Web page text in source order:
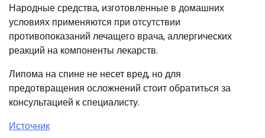
Народные средства, изготовленные в домашних
условиях применяются при отсутствии
противопоказаний лечащего врача, аллергических
реакций на компоненты лекарств.
Липома на спине не несет вред, но для
предотвращения осложнений стоит обратиться за
консультацией к специалисту.
Источник